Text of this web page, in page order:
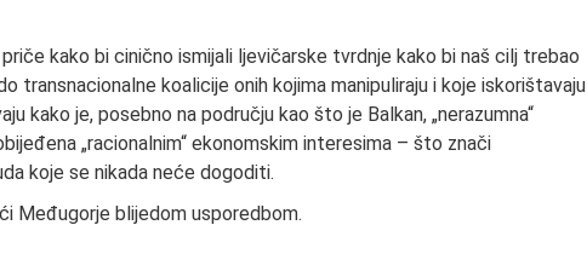
kako bi cinično ismijali ljevičarske tvrdnje kako bi naš cilj trebao
transnacionalne koalicije onih kojima manipuliraju i koje iskorištavaju
kako je, posebno na području kao što je Balkan, „nerazumna“
„racionalnim“ ekonomskim interesima – što znači
koje se nikada neće dogoditi.
Međugorje blijedom usporedbom.